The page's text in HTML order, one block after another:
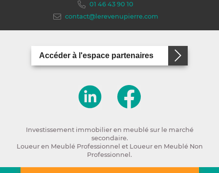
01 46 43 90 10
contact@lerevenupierre.com
Accéder à l'espace partenaires
Investissement immobilier en meublé sur le marché
secondaire.
Loueur en Meublé Professionnel et Loueur en Meublé Non
Professionnel.